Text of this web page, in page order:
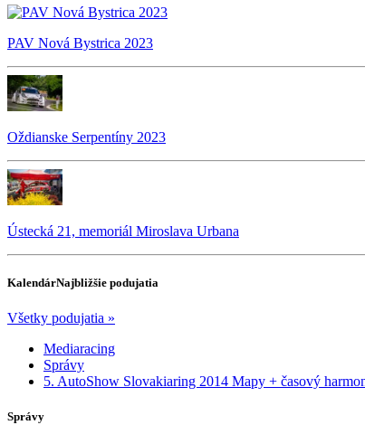
PAV Nová Bystrica 2023
Oždianske Serpentíny 2023
Ústecká 21, memoriál Miroslava Urbana
KalendárNajbližšie podujatia
Všetky podujatia »
Mediaracing
Správy
5. AutoShow Slovakiaring 2014 Mapy + časový
Správy